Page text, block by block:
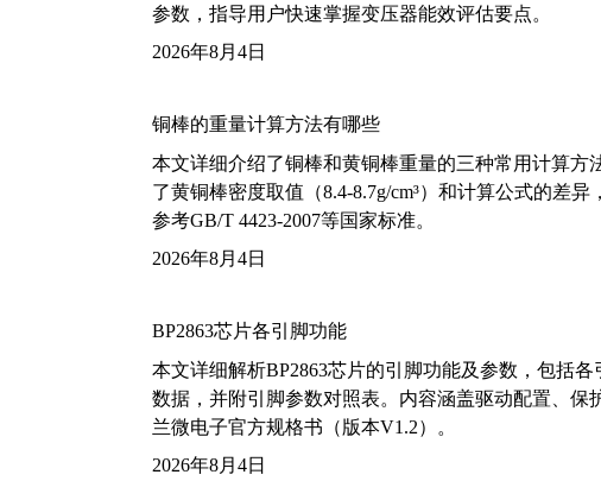
参数，指导用户快速掌握变压器能效评估要点。
2026年8月4日
铜棒的重量计算方法有哪些
本文详细介绍了铜棒和黄铜棒重量的三种常用计算
了黄铜棒密度取值（8.4-8.7g/cm³）和计算公式的差
参考GB/T 4423-2007等国家标准。
2026年8月4日
BP2863芯片各引脚功能
本文详细解析BP2863芯片的引脚功能及参数，包括
数据，并附引脚参数对照表。内容涵盖驱动配置、
兰微电子官方规格书（版本V1.2）。
2026年8月4日